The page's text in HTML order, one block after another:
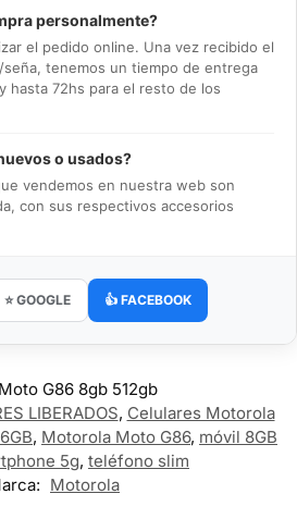
personalmente?
el pedido online. Una vez recibido el
tenemos un tiempo de entrega
hasta 72hs para el resto de los
o usados?
vendemos en nuestra web son
con sus respectivos accesorios
⭐ GOOGLE 👍 FACEBOOK
Moto G86 8gb 512gb
LIBERADOS, Celulares Motorola
, Motorola Moto G86, móvil 8GB
5g, teléfono slim
Motorola